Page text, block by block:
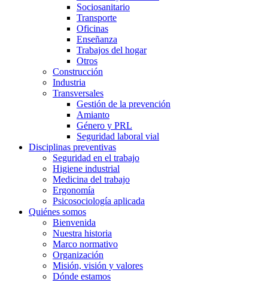
Sociosanitario
Transporte
Oficinas
Enseñanza
Trabajos del hogar
Otros
Construcción
Industria
Transversales
Gestión de la prevención
Amianto
Género y PRL
Seguridad laboral vial
Disciplinas preventivas
Seguridad en el trabajo
Higiene industrial
Medicina del trabajo
Ergonomía
Psicosociología aplicada
Quiénes somos
Bienvenida
Nuestra historia
Marco normativo
Organización
Misión, visión y valores
Dónde estamos